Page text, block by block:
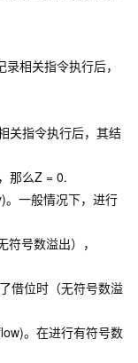
相关指令执行后，
关指令执行后，其结
那么Z = 0.
。一般情况下，进行
号数溢出），
借位时（无符号数溢
。在进行有符号数